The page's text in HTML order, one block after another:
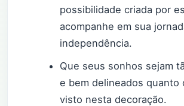
possibilidade criada por
acompanhe em sua
independência.
Que seus sonhos sejam
e bem delineados quanto
visto nesta decoração.